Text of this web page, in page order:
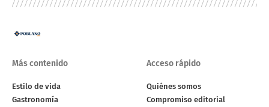
Más contenido
Estilo de vida
Gastronomía
Acceso rápido
Quiénes somos
Compromiso editorial